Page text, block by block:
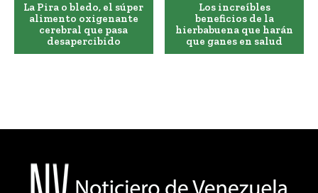
La Pira o bledo, el súper
alimento oxigenante
cerebral que pasa
desapercibido
Los increíbles
beneficios de la
hierbabuena que harán
que ganes en salud